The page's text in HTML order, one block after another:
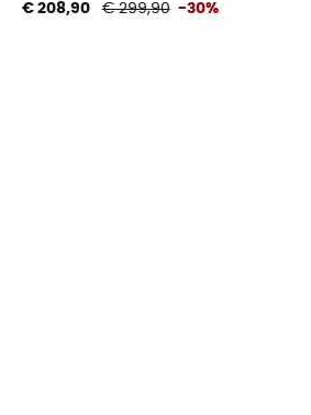
€ 208,90 € 299,90 -30%